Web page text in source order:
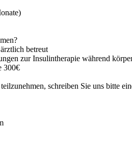
betreut
zur Insulintherapie während
300€
schreiben Sie uns bitte